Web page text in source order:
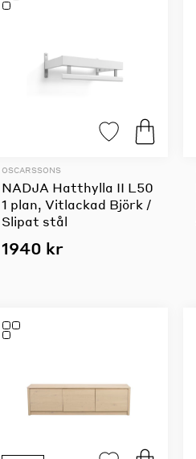
OSCARSSONS
NADJA Hatthylla II L50
1 plan, Vitlackad Björk /
Slipat stål
1940 kr